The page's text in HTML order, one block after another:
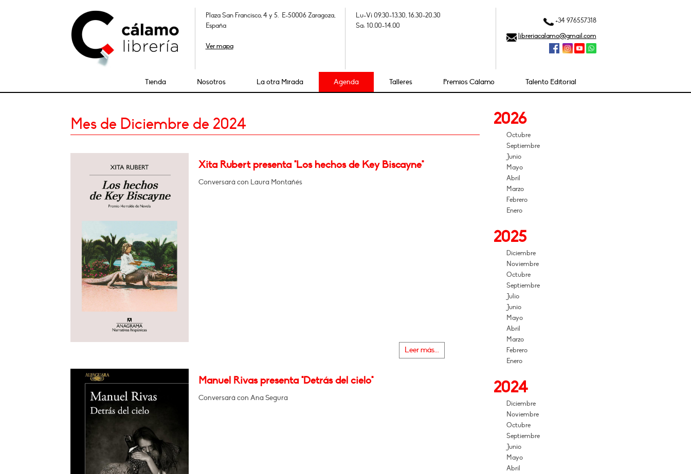
Plaza San Francisco, 4 y 5. E-50006 Zaragoza,
España
Ver mapa
Lu-Vi 09.30-13.30, 16.30-20.30
Sa: 10.00-14.00
+34 976557318
libreriacalamo@gmail.com
Tienda Nosotros La otra Mirada Agenda Talleres Premios Cálamo Talento Editorial
Mes de Diciembre de 2024
Xita Rubert presenta "Los hechos de Key Biscayne"
Conversará con Laura Montañés
Leer más...
Manuel Rivas presenta "Detrás del cielo"
Conversará con Ana Segura
2026
Octubre
Septiembre
Junio
Mayo
Abril
Marzo
Febrero
Enero
2025
Diciembre
Noviembre
Octubre
Septiembre
Julio
Junio
Mayo
Abril
Marzo
Febrero
Enero
2024
Diciembre
Noviembre
Octubre
Septiembre
Junio
Mayo
Abril